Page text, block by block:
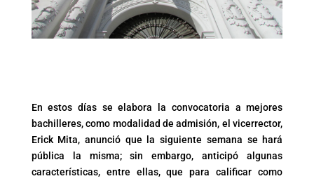
En estos días se elabora la convocatoria a mejores
bachilleres, como modalidad de admisión, el vicerrector,
Erick Mita, anunció que la siguiente semana se hará
pública la misma; sin embargo, anticipó algunas
características, entre ellas, que para calificar como